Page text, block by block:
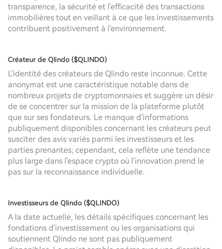
transparence, la sécurité et l'efficacité des transactions
immobilières tout en veillant à ce que les investissements
contribuent positivement à l'environnement.
Créateur de Qlindo ($QLINDO)
L'identité des créateurs de Qlindo reste inconnue. Cette
anonymat est une caractéristique notable dans de
nombreux projets de cryptomonnaies et suggère un désir
de se concentrer sur la mission de la plateforme plutôt
que sur ses fondateurs. Le manque d'informations
publiquement disponibles concernant les créateurs peut
susciter des avis variés parmi les investisseurs et les
parties prenantes; cependant, cela reflète une tendance
plus large dans l'espace crypto où l'innovation prend le
pas sur la reconnaissance individuelle.
Investisseurs de Qlindo ($QLINDO)
A la date actuelle, les détails spécifiques concernant les
fondations d'investissement ou les organisations qui
soutiennent Qlindo ne sont pas publiquement